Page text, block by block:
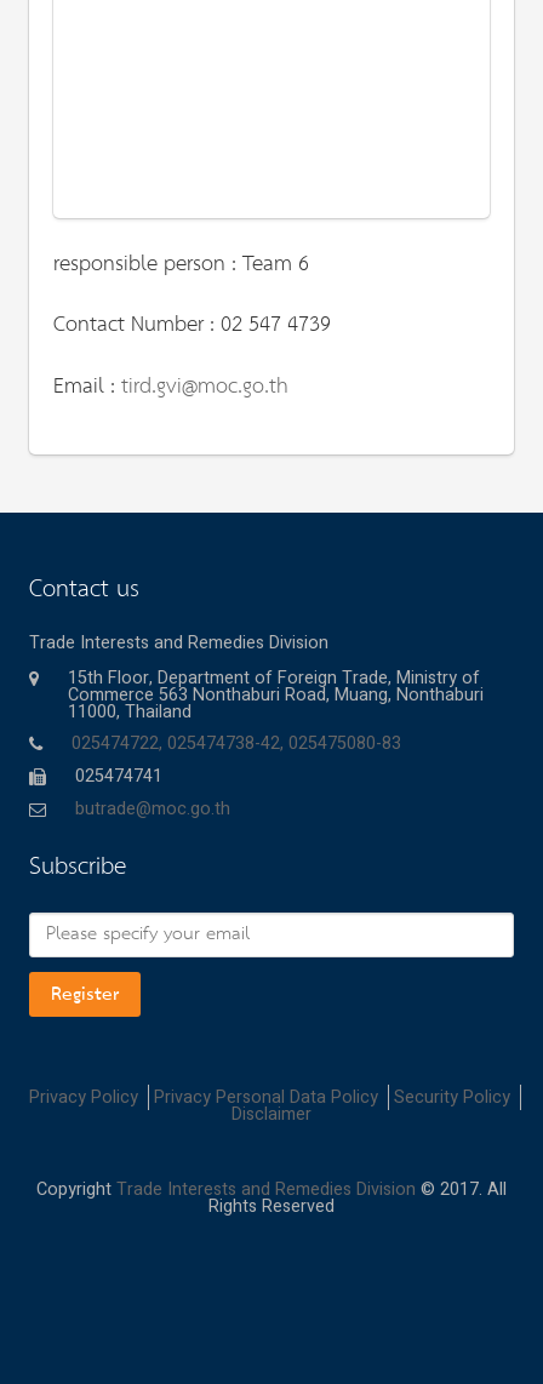
responsible person : Team 6
Contact Number : 02 547 4739
Email :tird.gvi@moc.go.th
Contact us
Trade Interests and Remedies Division
15th Floor, Department of Foreign Trade, Ministry of
Commerce 563 Nonthaburi Road, Muang, Nonthaburi
11000, Thailand
025474722, 025474738-42, 025475080-83
025474741
butrade@moc.go.th
Subscribe
Register
Privacy Policy Privacy Personal Data Policy Security Policy
Disclaimer
CopyrightTrade Interests and Remedies Division © 2017. All
Rights Reserved